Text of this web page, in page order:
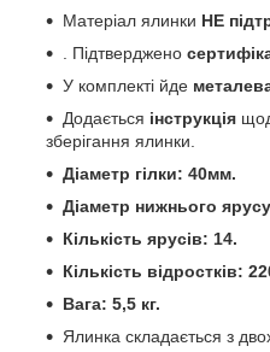
Матеріал ялинки НЕ
. Підтверджено
У комплекті йде
Додається інструкція
зберігання ялинки.
Діаметр гілки: 40мм.
Діаметр нижнього
Кількість ярусів: 14.
Кількість відростків:
Вага: 5,5 кг.
Ялинка складається з